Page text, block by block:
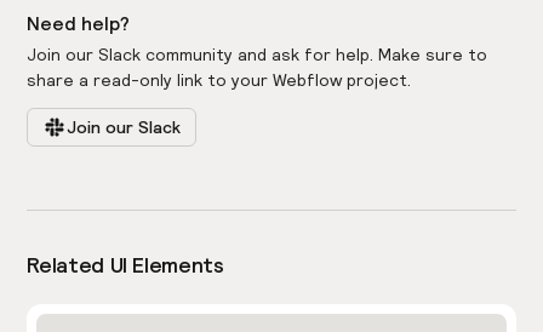
Need help?
Join our Slack community and ask for help. Make sure to
share a read-only link to your Webflow project.
Join our Slack
Related UI Elements